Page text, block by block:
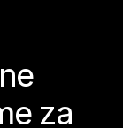
za